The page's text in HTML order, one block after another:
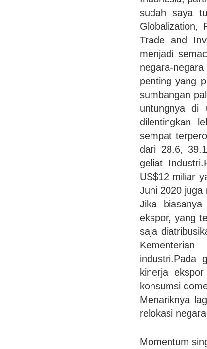
sudah saya
Globalization,
Trade and
menjadi
negara-
penting yang
sumbangan
untungnya di
dilentingkan
sempat
dari 28.6,
geliat
US$12 miliar
Juni 2020 juga
Jika
ekspor, yang
saja
industri.Pada
kinerja
konsumsi
Menariknya
relokasi
Momentum